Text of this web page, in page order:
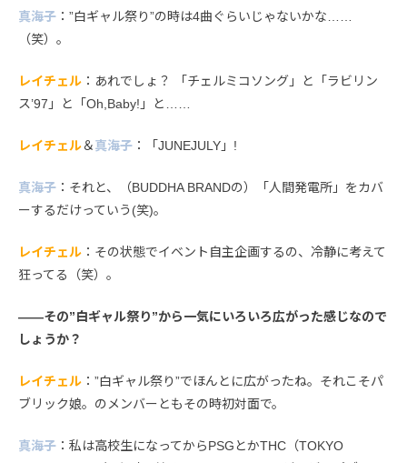
真海子 ：”白ギャル祭り”の時は4曲ぐらいじゃないかな……
（笑）。
レイチェル ：あれでしょ？ 「チェルミコソング」と「ラビリン
ス’97」と「Oh,Baby!」と……
レイチェル＆真海子 ：「JUNEJULY」!
真海子 ：それと、（BUDDHA BRANDの）「人間発電所」をカバ
ーするだけっていう(笑)。
レイチェル ：その状態でイベント自主企画するの、冷静に考えて
狂ってる（笑）。
――その”白ギャル祭り”から一気にいろいろ広がった感じなので
しょうか？
レイチェル ：”白ギャル祭り”でほんとに広がったね。それこそパ
ブリック娘。のメンバーともその時初対面で。
真海子 ：私は高校生になってからPSGとかTHC（TOKYO